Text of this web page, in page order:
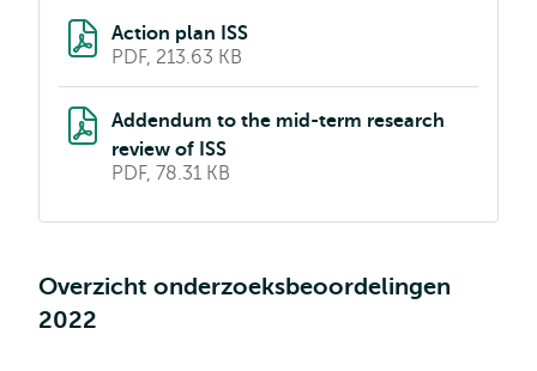
Action plan ISS
PDF, 213.63 KB
Addendum to the mid-term research
review of ISS
PDF, 78.31 KB
Overzicht onderzoeksbeoordelingen
2022